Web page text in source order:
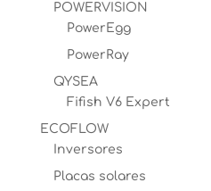
POWERVISION
PowerEgg
PowerRay
QYSEA
Fifish V6 Expert
ECOFLOW
Inversores
Placas solares